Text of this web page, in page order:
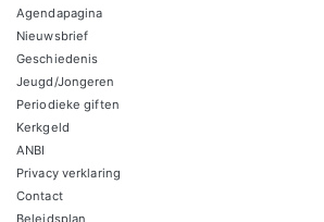
Agendapagina
Nieuwsbrief
Geschiedenis
Jeugd/Jongeren
Periodieke giften
Kerkgeld
ANBI
Privacy verklaring
Contact
Beleidsplan